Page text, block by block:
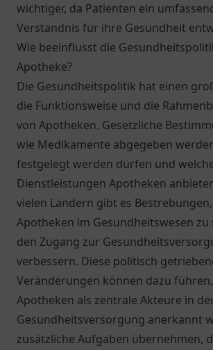
wichtiger, da Patienten ein
Verständnis für ihre Gesundheit
Wie beeinflusst die
Apotheke?
Die Gesundheitspolitik hat einen
die Funktionsweise und die
von Apotheken. Gesetzliche
wie Medikamente abgegeben
festgelegt werden dürfen und
Dienstleistungen Apotheken
vielen Ländern gibt es
Apotheken im Gesundheitswesen zu
den Zugang zur
verbessern. Diese politisch
Veränderungen können dazu
Apotheken als zentrale Akteure in
Gesundheitsversorgung anerkannt
zusätzliche Aufgaben übernehmen,